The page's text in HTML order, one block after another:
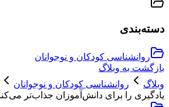
دسته‌بندی
روانشناسی کودکان و نوجوانان
بازگشت به وبلاگ
وبلاگ
روانشناسی کودکان و نوجوانان
یادگیری را برای دانش‌آموزان جذاب‌تر